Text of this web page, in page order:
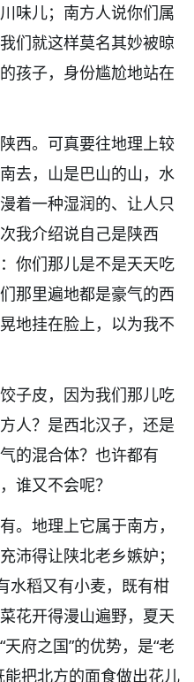
味儿；南方人说你们属
们就这样莫名其妙被晾
孩子，身份尴尬地站在
西。可真要往地理上较
去，山是巴山的山，水
着一种湿润的、让人只
我介绍说自己是陕西
你们那儿是不是天天吃
那里遍地都是豪气的西
地挂在脸上，以为我不
子皮，因为我们那儿吃
人？是西北汉子，还是
的混合体？也许都有
谁又不会呢？
。地理上它属于南方，
沛得让陕北老乡嫉妒；
水稻又有小麦，既有柑
花开得漫山遍野，夏天
“天府之国”的优势，是“老
把北方的面食做出花儿